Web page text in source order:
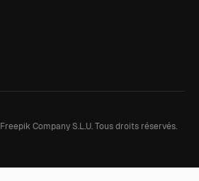
Freepik Company S.L.U.Tous droits réservés.